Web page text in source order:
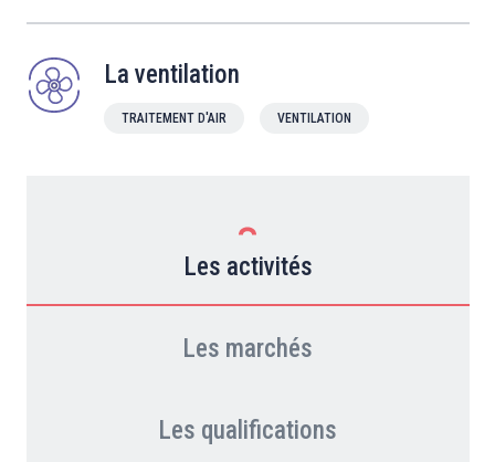
La ventilation
TRAITEMENT D'AIR VENTILATION
Les activités
Les marchés
Les qualifications